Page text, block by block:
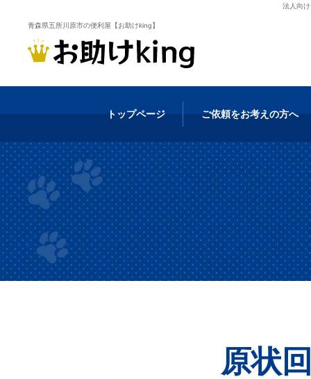
法人向
青森県五所川原市の便利屋【お助けking】
トップページ ご依頼をお考えの方へ
原状